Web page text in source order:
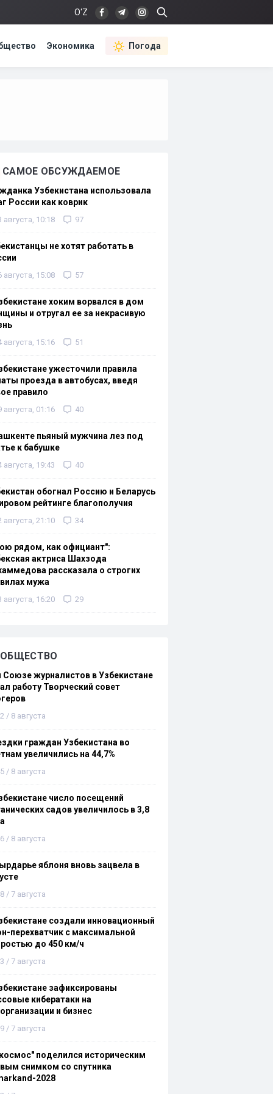
O‘Z
Экономика Погода
САМОЕ ОБСУЖДАЕМОЕ
Узбекистана использовала
России как коврик
августа, 10:18 97
не хотят работать в
августа, 15:08 57
хоким ворвался в дом
и отругал ее за некрасивую
августа, 15:16 51
ужесточили правила
проезда в автобусах, введя
правило
августа, 01:16 40
пьяный мужчина лез под
к бабушке
августа, 19:43 40
обогнал Россию и Беларусь
рейтинге благополучия
августа, 21:10 34
рядом, как официант":
актриса Шахзода
рассказала о строгих
мужа
августа, 16:20 29
ОБЩЕСТВО
Союзе журналистов в Узбекистане
работу Творческий совет
/ 8 августа
граждан Узбекистана во
увеличились на 44,7%
/ 8 августа
число посещений
садов увеличилось в 3,8
/ 8 августа
яблоня вновь зацвела в
/ 7 августа
создали инновационный
перехватчик с максимальной
до 450 км/ч
/ 7 августа
зафиксированы
кибератаки на
и бизнес
/ 7 августа
поделился историческим
снимком со спутника
2028